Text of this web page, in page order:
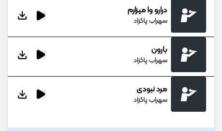
درارو وا میزارم
سهراب پاکزاد
بارون
سهراب پاکزاد
مرد نبودی
سهراب پاکزاد